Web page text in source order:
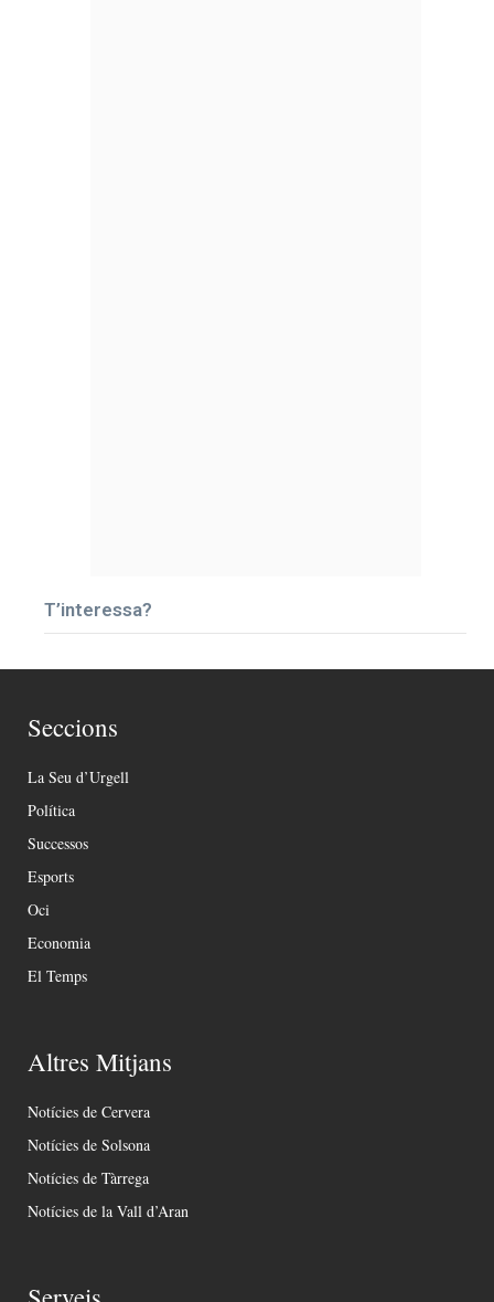
T’interessa?
Seccions
La Seu d’Urgell
Política
Successos
Esports
Oci
Economia
El Temps
Altres Mitjans
Notícies de Cervera
Notícies de Solsona
Notícies de Tàrrega
Notícies de la Vall d’Aran